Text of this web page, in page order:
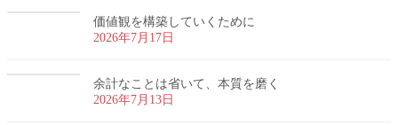
価値観を構築していくために
2026年7月17日
余計なことは省いて、本質を磨く
2026年7月13日